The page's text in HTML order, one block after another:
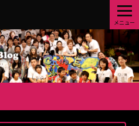
メニュー